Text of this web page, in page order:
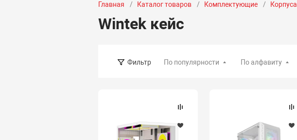
Главная Каталог товаров Комплектующие Корпуса
Wintek кейс
Фильтр По популярности По алфавиту